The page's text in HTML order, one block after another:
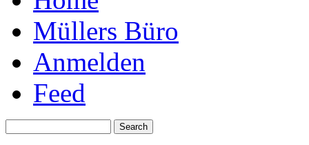
Müllers Büro
Anmelden
Feed